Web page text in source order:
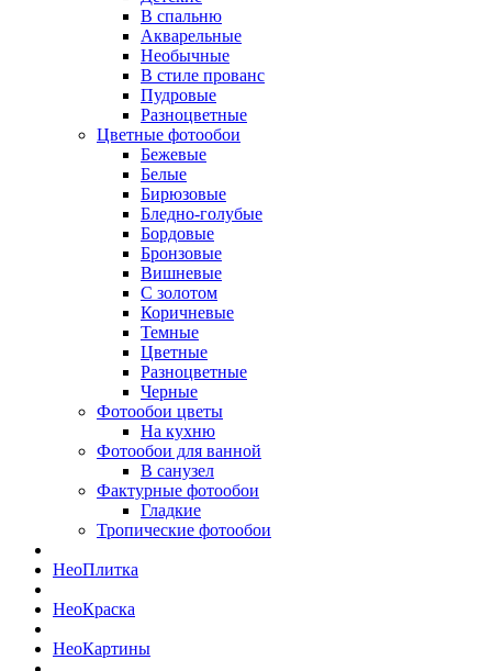
В спальню
Акварельные
Необычные
В стиле прованс
Пудровые
Разноцветные
Цветные фотообои
Бежевые
Белые
Бирюзовые
Бледно-голубые
Бордовые
Бронзовые
Вишневые
С золотом
Коричневые
Темные
Цветные
Разноцветные
Черные
Фотообои цветы
На кухню
Фотообои для ванной
В санузел
Фактурные фотообои
Гладкие
Тропические фотообои
НеоПлитка
НеоКраска
НеоКартины